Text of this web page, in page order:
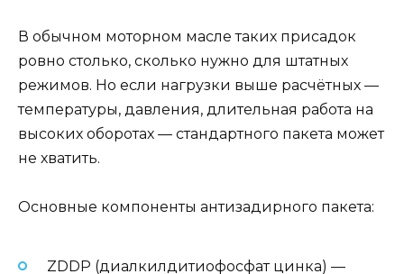
В обычном моторном масле таких присадок
ровно столько, сколько нужно для штатных
режимов. Но если нагрузки выше расчётных —
температуры, давления, длительная работа на
высоких оборотах — стандартного пакета может
не хватить.
Основные компоненты антизадирного пакета:
ZDDP (диалкилдитиофосфат цинка) —